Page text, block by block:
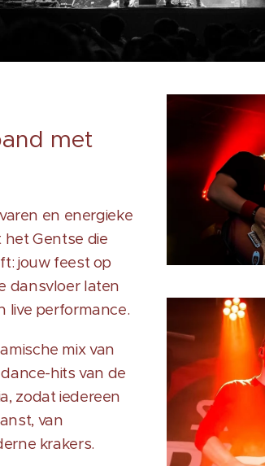
met
en energieke
Gentse die
jouw feest op
dansvloer laten
live performance.
mix van
hits van de
zodat iedereen
van
krakers.